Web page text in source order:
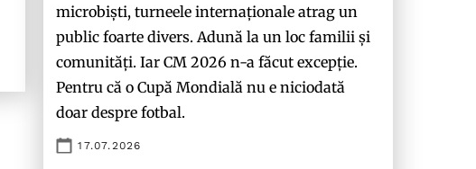
microbiști, turneele internaționale atrag un
public foarte divers. Adună la un loc familii și
comunități. Iar CM 2026 n-a făcut excepție.
Pentru că o Cupă Mondială nu e niciodată
doar despre fotbal.
17.07.2026